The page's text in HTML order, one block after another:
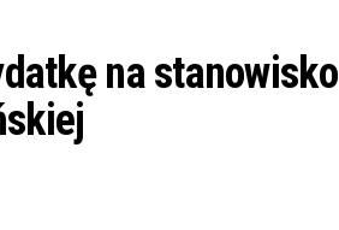
na stanowisko